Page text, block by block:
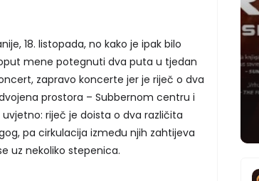
18. listopada, no kako je ipak bilo
mene potegnuti dva puta u tjedan
zapravo koncerte jer je riječ o dva
prostora – Subbernom centru i
riječ je doista o dva različita
pa cirkulacija između njih zahtijeva
uz nekoliko stepenica.